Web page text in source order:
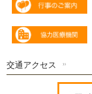
交通アクセス